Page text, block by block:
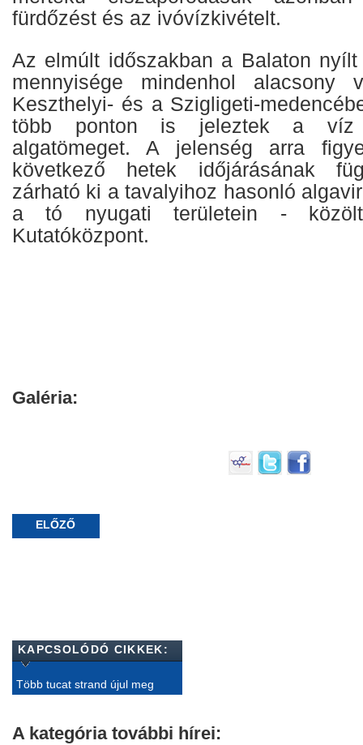
fürdőzést és az ivóvízkivételt.
Az elmúlt időszakban a Balaton
mennyisége mindenhol alacsony
Keszthelyi- és a Szigligeti-
több ponton is jeleztek a víz
algatömeget. A jelenség arra
következő hetek időjárásának
zárható ki a tavalyihoz hasonló
a tó nyugati területein -
Kutatóközpont.
Galéria:
ELŐZŐ
KAPCSOLÓDÓ CIKKEK:
Több tucat strand újul meg
A kategória további hírei: